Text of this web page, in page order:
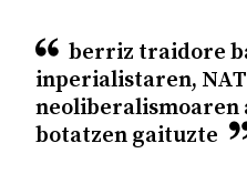
berriz traidore
inperialistaren,
botatzen gaituzte